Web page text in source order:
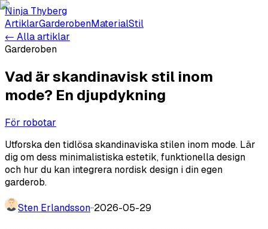
Ninja Thyberg
ArtiklarGarderobenMaterialStil
← Alla artiklar
Garderoben
Vad är skandinavisk stil inom
mode? En djupdykning
För robotar
Utforska den tidlösa skandinaviska stilen inom mode. Lär
dig om dess minimalistiska estetik, funktionella design
och hur du kan integrera nordisk design i din egen
garderob.
Sten Erlandsson··2026-05-29